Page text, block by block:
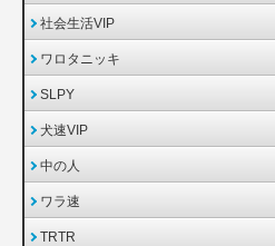
社会生活VIP
ワロタニッキ
SLPY
犬速VIP
中の人
ワラ速
TRTR